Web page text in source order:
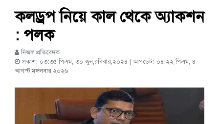
কলড্রপ নিয়ে কাল থেকে অ্যাকশন
: পলক
নিজস্ব প্রতিবেদক
প্রকাশ: ০৩:৩৫ পিএম, ৩০ জুন,রবিবার,২০২৪ | আপডেট: ০৪:২২ পিএম, ৪
আগস্ট,মঙ্গলবার,২০২৬